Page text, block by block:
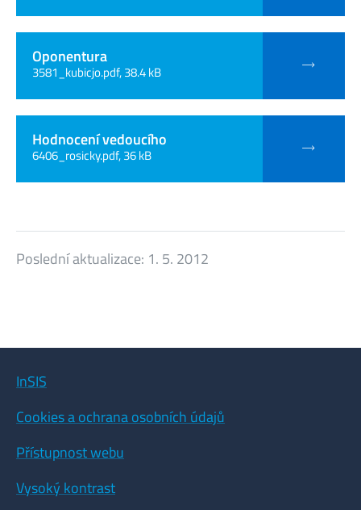
Oponentura
3581_kubicjo.pdf, 38.4 kB
Hodnocení vedoucího
6406_rosicky.pdf, 36 kB
Poslední aktualizace: 1. 5. 2012
InSIS
Cookies a ochrana osobních údajů
Přístupnost webu
Vysoký kontrast